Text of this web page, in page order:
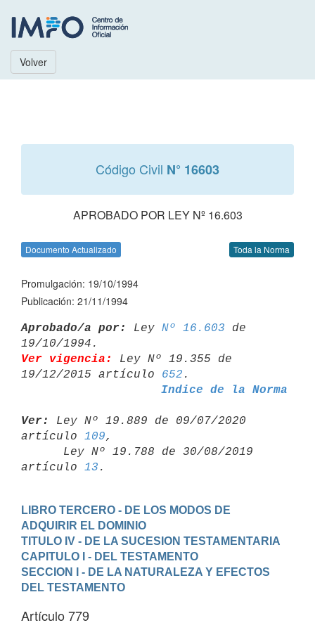
Volver
Código Civil N° 16603
APROBADO POR LEY Nº 16.603
Documento Actualizado Toda la Norma
Promulgación: 19/10/1994
Publicación: 21/11/1994
Aprobado/a por: Ley Nº 16.603 de
Ver vigencia:
Ley Nº 19.355 de
19/12/2015 artículo 652
Indice de la Norma
Ver:
Ley Nº 19.889 de 09/07/2020
artículo 109,
artículo 13
LIBRO TERCERO - DE LOS MODOS DE
ADQUIRIR EL DOMINIO
TITULO IV - DE LA SUCESION TESTAMENTARIA
CAPITULO I - DEL TESTAMENTO
SECCION I - DE LA NATURALEZA Y EFECTOS
DEL TESTAMENTO
Artículo 779